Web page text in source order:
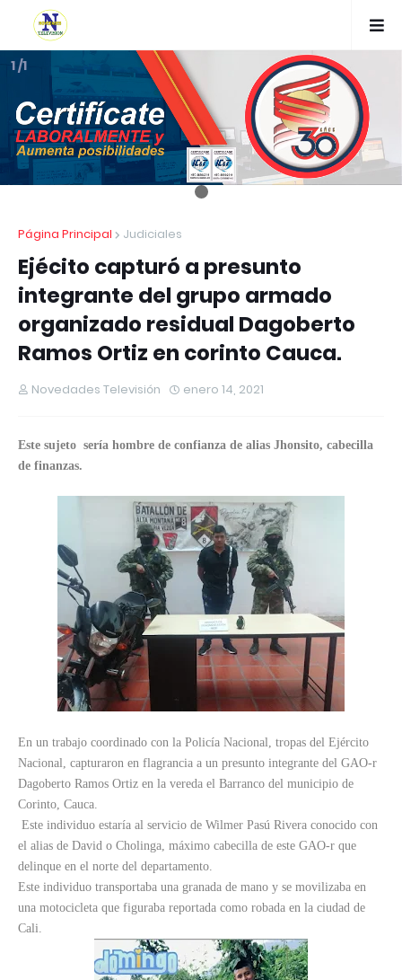
1 /1
Página Principal Judiciales
Ejécito capturó a presunto
integrante del grupo armado
organizado residual Dagoberto
Ramos Ortiz en corinto Cauca.
Novedades Televisión enero 14, 2021
Este sujeto sería hombre de confianza de alias Jhonsito, cabecilla
de finanzas.
En un trabajo coordinado con la Policía Nacional, tropas del Ejército
Nacional, capturaron en flagrancia a un presunto integrante del GAO-r
Dagoberto Ramos Ortiz en la vereda el Barranco del municipio de
Corinto, Cauca.
Este individuo estaría al servicio de Wilmer Pasú Rivera conocido con
el alias de David o Cholinga, máximo cabecilla de este GAO-r que
delinque en el norte del departamento.
Este individuo transportaba una granada de mano y se movilizaba en
una motocicleta que figuraba reportada como robada en la ciudad de
Cali.